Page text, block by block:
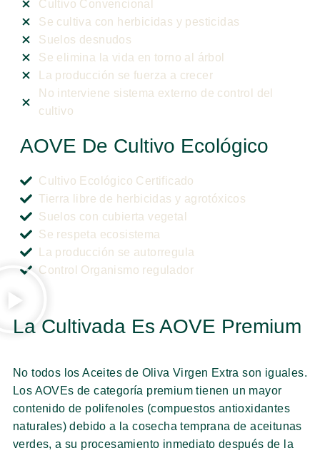
Cultivo Convencional
Se cultiva con herbicidas y pesticidas
Suelos desnudos
Se elimina la vida en torno al árbol
La producción se fuerza a crecer
No interviene sistema externo de control del
cultivo
AOVE De Cultivo Ecológico
Cultivo Ecológico Certificado
Tierra libre de herbicidas y agrotóxicos
Suelos con cubierta vegetal
Se respeta ecosistema
La producción se autorregula
Control Organismo regulador
La Cultivada Es AOVE Premium
No todos los Aceites de Oliva Virgen Extra son iguales.
Los AOVEs de categoría premium tienen un mayor
contenido de polifenoles (compuestos antioxidantes
naturales) debido a la cosecha temprana de aceitunas
verdes, a su procesamiento inmediato después de la